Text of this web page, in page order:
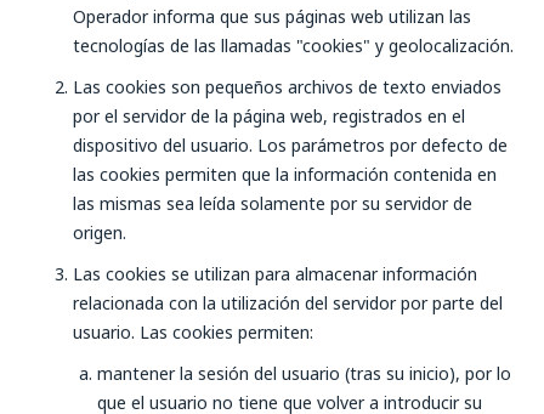
Operador informa que sus páginas web utilizan las
tecnologías de las llamadas "cookies" y geolocalización.
Las cookies son pequeños archivos de texto enviados
por el servidor de la página web, registrados en el
dispositivo del usuario. Los parámetros por defecto de
las cookies permiten que la información contenida en
las mismas sea leída solamente por su servidor de
origen.
Las cookies se utilizan para almacenar información
relacionada con la utilización del servidor por parte del
usuario. Las cookies permiten:
mantener la sesión del usuario (tras su inicio), por lo
que el usuario no tiene que volver a introducir su